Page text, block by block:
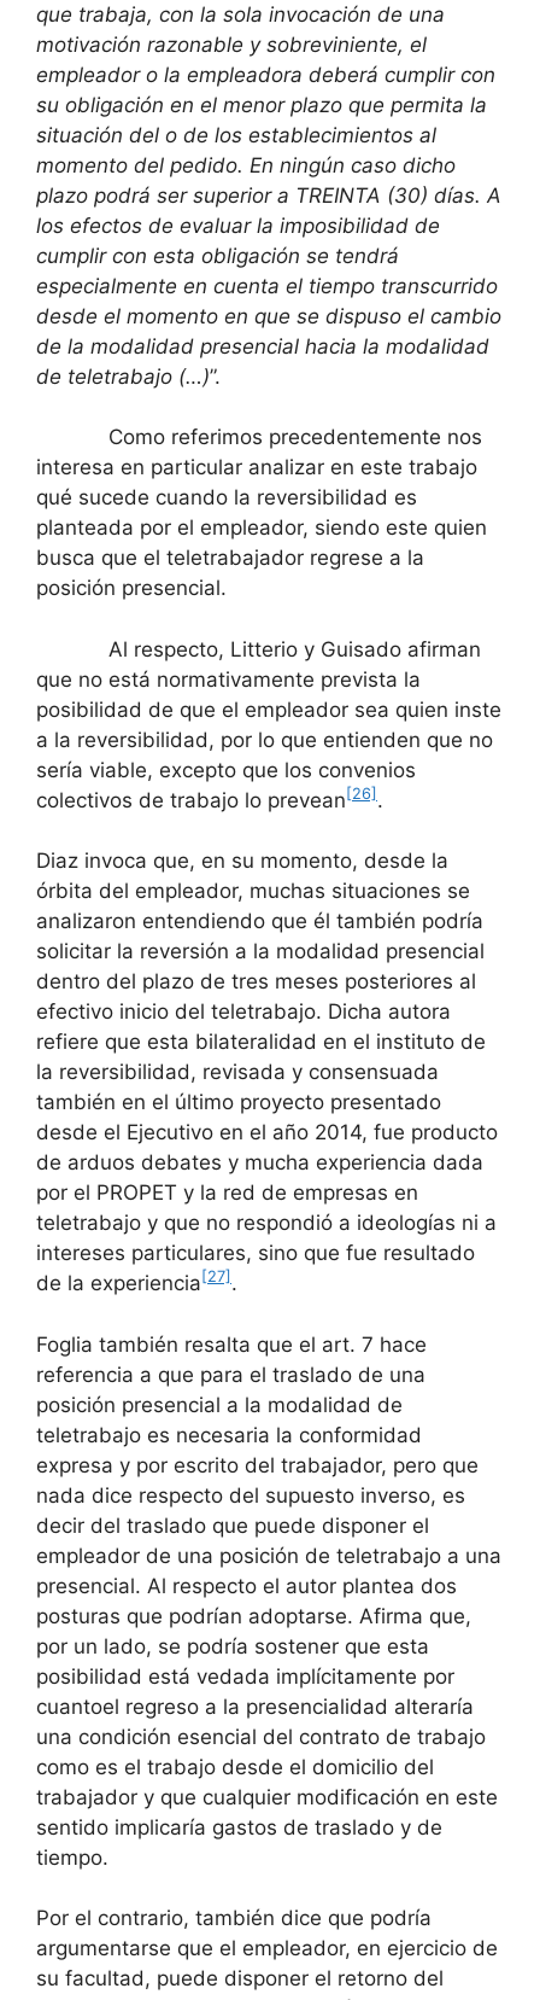
que trabaja, con la sola invocación de una
motivación razonable y sobreviniente, el
empleador o la empleadora deberá cumplir con
su obligación en el menor plazo que permita la
situación del o de los establecimientos al
momento del pedido. En ningún caso dicho
plazo podrá ser superior a TREINTA (30) días. A
los efectos de evaluar la imposibilidad de
cumplir con esta obligación se tendrá
especialmente en cuenta el tiempo transcurrido
desde el momento en que se dispuso el cambio
de la modalidad presencial hacia la modalidad
de teletrabajo (…)”.
Como referimos precedentemente nos
interesa en particular analizar en este trabajo
qué sucede cuando la reversibilidad es
planteada por el empleador, siendo este quien
busca que el teletrabajador regrese a la
posición presencial.
Al respecto, Litterio y Guisado afirman
que no está normativamente prevista la
posibilidad de que el empleador sea quien inste
a la reversibilidad, por lo que entienden que no
sería viable, excepto que los convenios
colectivos de trabajo lo prevean[26] .
Diaz invoca que, en su momento, desde la
órbita del empleador, muchas situaciones se
analizaron entendiendo que él también podría
solicitar la reversión a la modalidad presencial
dentro del plazo de tres meses posteriores al
efectivo inicio del teletrabajo. Dicha autora
refiere que esta bilateralidad en el instituto de
la reversibilidad, revisada y consensuada
también en el último proyecto presentado
desde el Ejecutivo en el año 2014, fue producto
de arduos debates y mucha experiencia dada
por el PROPET y la red de empresas en
teletrabajo y que no respondió a ideologías ni a
intereses particulares, sino que fue resultado
de la experiencia [27] .
Foglia también resalta que el art. 7 hace
referencia a que para el traslado de una
posición presencial a la modalidad de
teletrabajo es necesaria la conformidad
expresa y por escrito del trabajador, pero que
nada dice respecto del supuesto inverso, es
decir del traslado que puede disponer el
empleador de una posición de teletrabajo a una
presencial. Al respecto el autor plantea dos
posturas que podrían adoptarse. Afirma que,
por un lado, se podría sostener que esta
posibilidad está vedada implícitamente por
cuantoel regreso a la presencialidad alteraría
una condición esencial del contrato de trabajo
como es el trabajo desde el domicilio del
trabajador y que cualquier modificación en este
sentido implicaría gastos de traslado y de
tiempo.
Por el contrario, también dice que podría
argumentarse que el empleador, en ejercicio de
su facultad, puede disponer el retorno del